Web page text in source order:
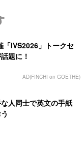
「IVS2026」トークセ
題に！
AD(FINCHI on GOETHE)
人同士で英文の手紙